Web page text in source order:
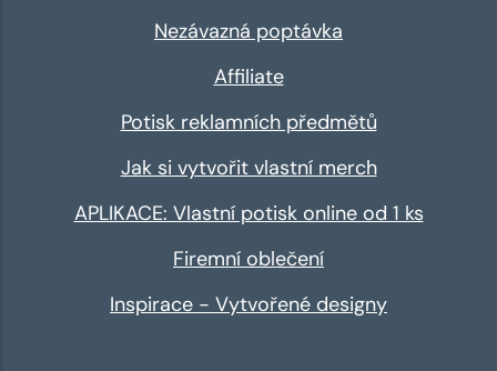
Nezávazná poptávka
Affiliate
Potisk reklamních předmětů
Jak si vytvořit vlastní merch
APLIKACE: Vlastní potisk online od 1 ks
Firemní oblečení
Inspirace - Vytvořené designy